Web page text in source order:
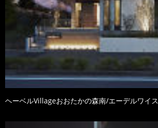
ヘーベルVillageおおたかの森南/エーデルワイス